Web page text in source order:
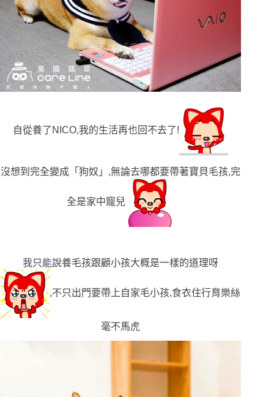
自從養了NICO,我的生活再也回不去了!
沒想到完全變成「狗奴」,無論去哪都要帶著寶貝毛孩,完
全是家中寵兒
我只能說養毛孩跟顧小孩大概是一樣的道理呀
,不只出門要帶上自家毛小孩,食衣住行育樂絲
毫不馬虎